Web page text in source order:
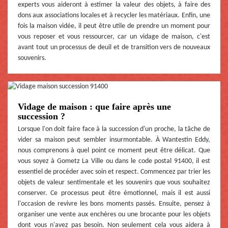
experts vous aideront à estimer la valeur des objets, à faire des
dons aux associations locales et à recycler les matériaux. Enfin, une
fois la maison vidée, il peut être utile de prendre un moment pour
vous reposer et vous ressourcer, car un vidage de maison, c'est
avant tout un processus de deuil et de transition vers de nouveaux
souvenirs.
Vidage de maison : que faire après une
succession ?
Lorsque l'on doit faire face à la succession d'un proche, la tâche de
vider sa maison peut sembler insurmontable. À Wantestin Eddy,
nous comprenons à quel point ce moment peut être délicat. Que
vous soyez à Gometz La Ville ou dans le code postal 91400, il est
essentiel de procéder avec soin et respect. Commencez par trier les
objets de valeur sentimentale et les souvenirs que vous souhaitez
conserver. Ce processus peut être émotionnel, mais il est aussi
l'occasion de revivre les bons moments passés. Ensuite, pensez à
organiser une vente aux enchères ou une brocante pour les objets
dont vous n'avez pas besoin. Non seulement cela vous aidera à